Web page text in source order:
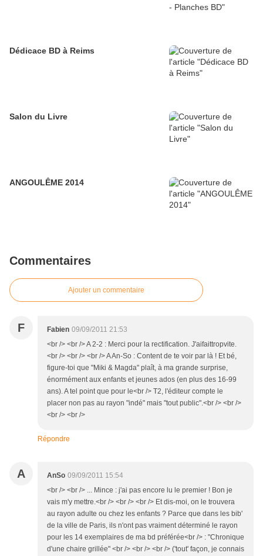
Dédicace BD à Reims
Salon du Livre
ANGOULÊME 2014
Commentaires
Ajouter un commentaire
F Fabien 09/09/2011 21:53
<br /> <br /> A 2-2 : Merci pour la rectification. J'aifaittropvite.
<br /> <br /> <br /> A An-So : Content de te voir par là ! Et bé,
figure-toi que "Miki & Magda" plaît, à ma grande surprise,
énormément aux enfants et jeunes ados (en plus des 16-99
ans). A tel point que pour le<br /> T2, l'éditeur compte le
placer non pas au rayon "indé" mais "tout public".<br /> <br />
<br /> <br />
Répondre
A AnSo 09/09/2011 15:54
<br /> <br /> ... Mince : j'ai pas encore lu le premier ! Bon je
vais m'y mettre.<br /> <br /> <br /> Et dis-moi, on le trouvera
au rayon adulte ou chez les enfants ? Parce que dans les bib'
de la ville de Paris, ils n'ont pas vraiment déterminé le rayon
pour les 14 exemplaires de ma bd préférée<br /> : "Chronique
d'une chaire grillée" <br /> <br /> <br /> ('tout' façon, je connais